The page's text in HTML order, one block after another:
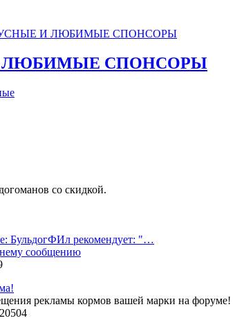
И ЛЮБИМЫЕ СПОНСОРЫ
СПОНСОРЫ
со скидкой.
БульдогФИл рекомендует: "…
сообщению
рекламы кормов вашей марки на форуме!